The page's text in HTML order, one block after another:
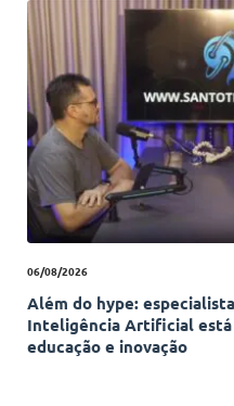
06/08/2026
Além do hype:
Inteligência Artificial
educação e inovação